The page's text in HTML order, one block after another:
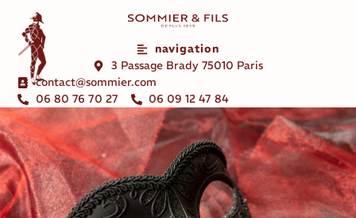
navigation
3 Passage Brady 75010 Paris
contact@sommier.com
06 80 76 70 27
06 09 12 47 84